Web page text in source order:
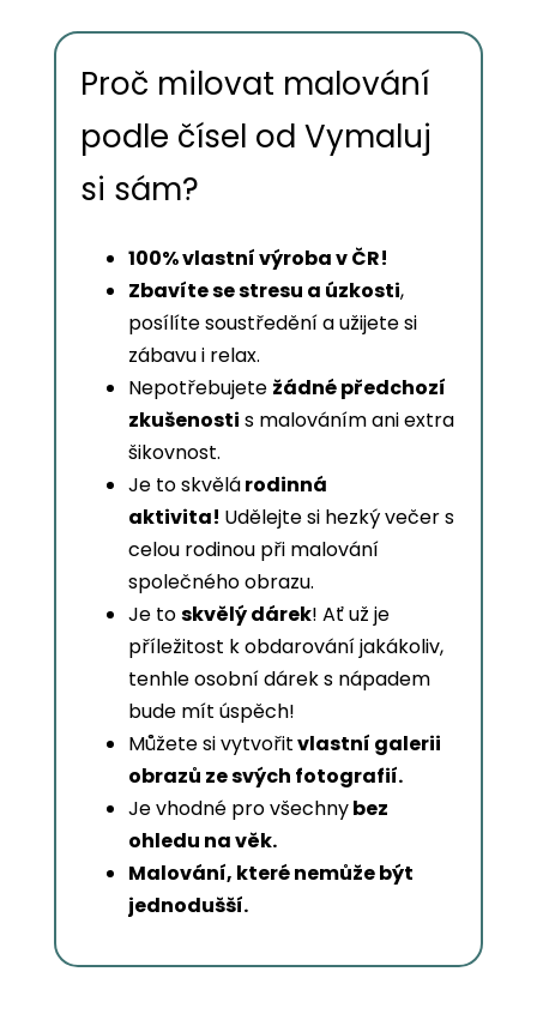
Proč milovat malování
podle čísel od Vymaluj
si sám?
100% vlastní výroba v ČR!
Zbavíte se stresu a úzkosti,
posílíte soustředění a užijete si
zábavu i relax.
Nepotřebujete žádné předchozí
zkušenosti s malováním ani extra
šikovnost.
Je to skvělárodinná
aktivita! Udělejte si hezký večer s
celou rodinou při malování
společného obrazu.
Je toskvělý dárek! Ať už je
příležitost k obdarování jakákoliv,
tenhle osobní dárek s nápadem
bude mít úspěch!
Můžete si vytvořitvlastní galerii
obrazů ze svých fotografií.
Je vhodné pro všechnybez
ohledu na věk.
Malování, které nemůže být
jednodušší.